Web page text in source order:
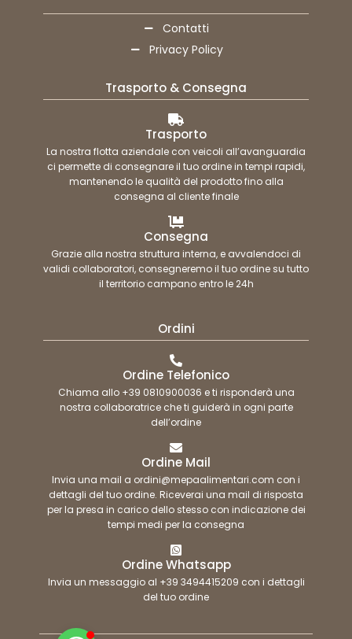
Contatti
Privacy Policy
Trasporto & Consegna
Trasporto
La nostra flotta aziendale con veicoli all’avanguardia
ci permette di consegnare il tuo ordine in tempi rapidi,
mantenendo le qualità del prodotto fino alla
consegna al cliente finale
Consegna
Grazie alla nostra struttura interna, e avvalendoci di
validi collaboratori, consegneremo il tuo ordine su tutto
il territorio campano entro le 24h
Ordini
Ordine Telefonico
Chiama allo +39 0810900036 e ti risponderà una
nostra collaboratrice che ti guiderà in ogni parte
dell’ordine
Ordine Mail
Invia una mail a ordini@mepaalimentari.com con i
dettagli del tuo ordine. Riceverai una mail di risposta
per la presa in carico dello stesso con indicazione dei
tempi medi per la consegna
Ordine Whatsapp
Invia un messaggio al +39 3494415209 con i dettagli
del tuo ordine